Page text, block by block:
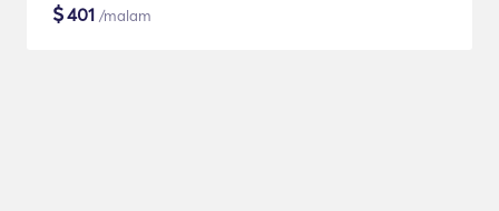
$401 /malam